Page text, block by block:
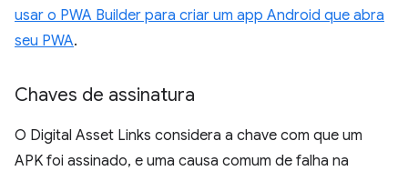
usar o PWA Builder para criar um app Android que abra
seu PWA.
Chaves de assinatura
O Digital Asset Links considera a chave com que um
APK foi assinado, e uma causa comum de falha na